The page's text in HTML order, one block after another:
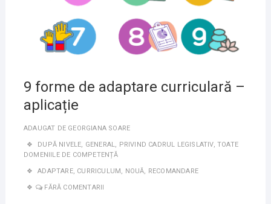
9 forme de adaptare curriculară –
aplicație
ADAUGAT DE GEORGIANA SOARE
DUPĂ NIVELE, GENERAL, PRIVIND CADRUL LEGISLATIV, TOATE
DOMENIILE DE COMPETENȚĂ
ADAPTARE, CURRICULUM, NOUĂ, RECOMANDARE
FĂRĂ COMENTARII